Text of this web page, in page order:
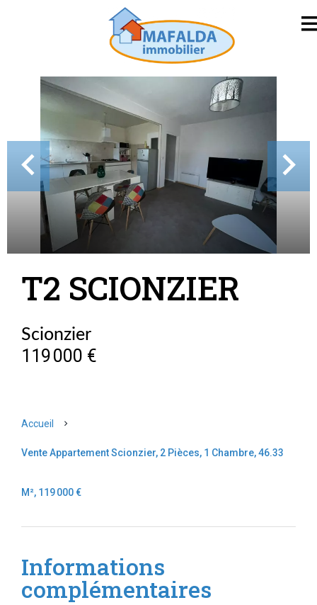
T2 SCIONZIER
Scionzier
119 000 €
Accueil
Vente Appartement Scionzier, 2 Pièces, 1 Chambre, 46.33
M², 119 000 €
Informations
complémentaires